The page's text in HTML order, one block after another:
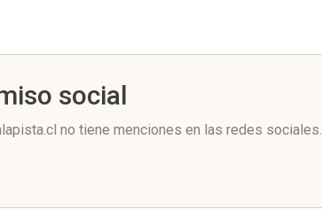
social
no tiene menciones en las redes sociales.